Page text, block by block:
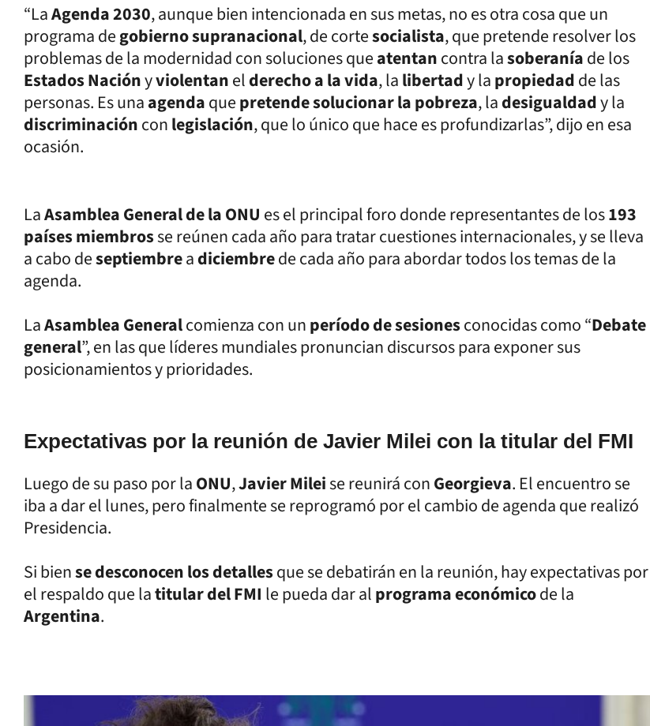
“LaAgenda 2030, aunque bien intencionada en sus metas, no es otra cosa que un
programa degobierno supranacional, de cortesocialista, que pretende resolver los
problemas de la modernidad con soluciones queatentancontra lasoberaníade los
Estados Naciónyviolentanelderecho a la vida, lalibertady lapropiedadde las
personas. Es unaagendaquepretende solucionar la pobreza, ladesigualdady la
discriminaciónconlegislación, que lo único que hace es profundizarlas”, dijo en esa
ocasión.
LaAsamblea General de la ONU es el principal foro donde representantes de los193
países miembrosse reúnen cada año para tratar cuestiones internacionales, y se lleva
a cabo deseptiembreadiciembrede cada año para abordar todos los temas de la
agenda.
LaAsamblea Generalcomienza con unperíodo de sesionesconocidas como “Debate
general”, en las que líderes mundiales pronuncian discursos para exponer sus
posicionamientos y prioridades.
Expectativas por la reunión de Javier Milei con la titular del FMI
Luego de su paso por laONU,Javier Mileise reunirá conGeorgieva. El encuentro se
iba a dar el lunes, pero finalmente se reprogramó por el cambio de agenda que realizó
Presidencia.
Si biense desconocen los detallesque se debatirán en la reunión, hay expectativas por
el respaldo que latitular del FMI le pueda dar alprograma económicode la
Argentina.